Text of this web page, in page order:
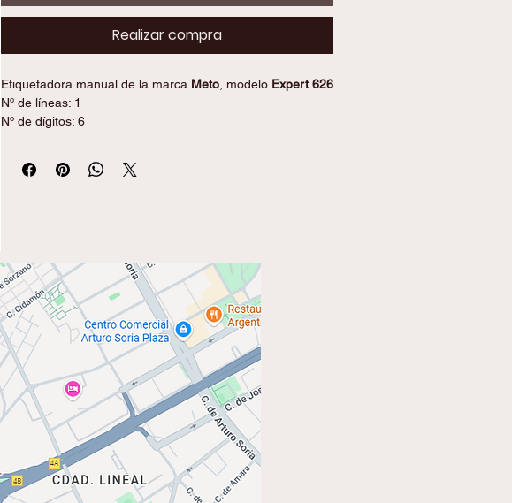
Realizar compra
Etiquetadora manual de la marca Meto , modelo Expert 626
Nº de líneas: 1
Nº de dígitos: 6